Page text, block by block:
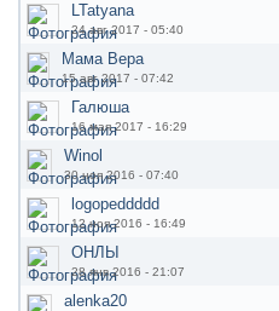
LTatyana
24 авг 2017 - 05:40
Мама Вера
15 авг 2017 - 07:42
Галюша
16 мая 2017 - 16:29
Winol
30 ноя 2016 - 07:40
logopeddddd
12 ноя 2016 - 16:49
ОНЛЫ
28 янв 2016 - 21:07
alenka20